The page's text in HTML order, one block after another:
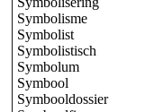
Symbolisme
Symbolist
Symbolistisch
Symbolum
Symbool
Symbooldossier